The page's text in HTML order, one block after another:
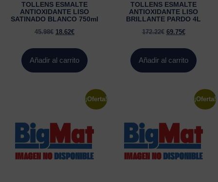
TOLLENS ESMALTE
ANTIOXIDANTE LISO
SATINADO BLANCO 750ml
45.98€ 18.62€
Añadir al carrito
TOLLENS ESMALTE
ANTIOXIDANTE LISO
BRILLANTE PARDO 4L
172.22€ 69.75€
Añadir al carrito
¡Oferta! ¡Oferta!